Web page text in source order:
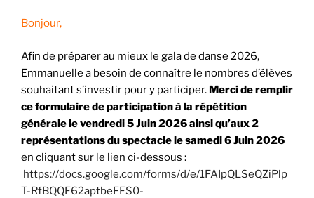
Bonjour,
Afin de préparer au mieux le gala de danse 2026,
Emmanuelle a besoin de connaître le nombres d’élèves
souhaitant s’investir pour y participer. Merci de remplir
ce formulaire de participation à la répétition
générale le vendredi 5 Juin 2026 ainsi qu’aux 2
représentations du spectacle le samedi 6 Juin 2026
en cliquant sur le lien ci-dessous :
https://docs.google.com/forms/d/e/1FAIpQLSeQZiPlp
T-RfBQQF62aptbeFFS0-